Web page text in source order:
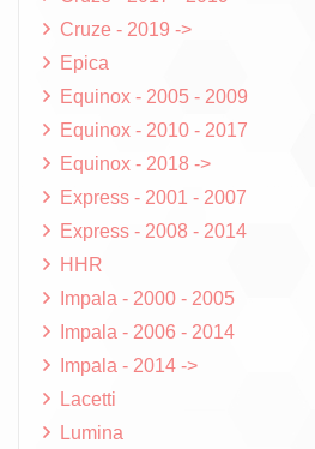
Cruze - 2019 ->
Epica
Equinox - 2005 - 2009
Equinox - 2010 - 2017
Equinox - 2018 ->
Express - 2001 - 2007
Express - 2008 - 2014
HHR
Impala - 2000 - 2005
Impala - 2006 - 2014
Impala - 2014 ->
Lacetti
Lumina